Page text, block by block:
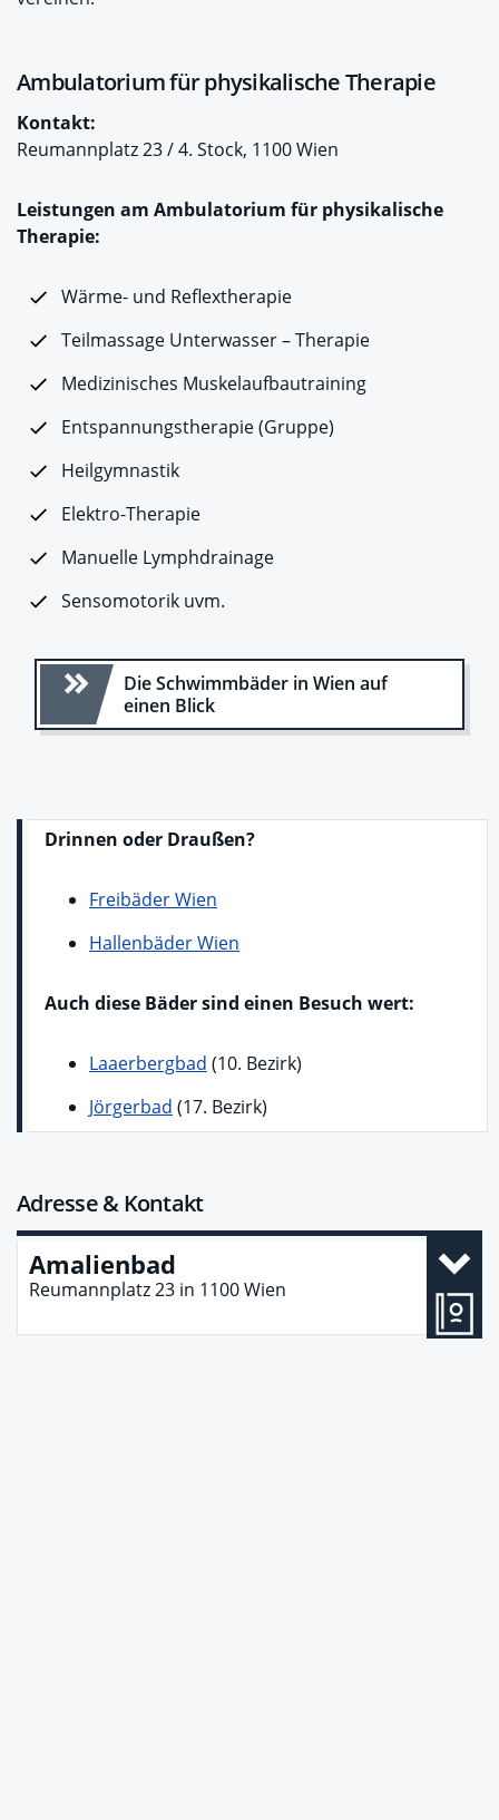
Ambulatorium für physikalische Therapie
Kontakt:
Reumannplatz 23 / 4. Stock, 1100 Wien
Leistungen am Ambulatorium für physikalische
Therapie:
Wärme- und Reflextherapie
Teilmassage Unterwasser – Therapie
Medizinisches Muskelaufbautraining
Entspannungstherapie (Gruppe)
Heilgymnastik
Elektro-Therapie
Manuelle Lymphdrainage
Sensomotorik uvm.
Die Schwimmbäder in Wien auf
einen Blick
Drinnen oder Draußen?
Freibäder Wien
Hallenbäder Wien
Auch diese Bäder sind einen Besuch wert:
Laaerbergbad (10. Bezirk)
Jörgerbad (17. Bezirk)
Adresse & Kontakt
Amalienbad
Reumannplatz 23 in 1100Wien